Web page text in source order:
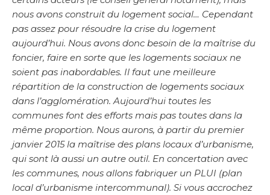
nous avons construit du logement social… Cependant
pas assez pour résoudre la crise du logement
aujourd’hui. Nous avons donc besoin de la maîtrise du
foncier, faire en sorte que les logements sociaux ne
soient pas inabordables. Il faut une meilleure
répartition de la construction de logements sociaux
dans l’agglomération. Aujourd’hui toutes les
communes font des efforts mais pas toutes dans la
même proportion. Nous aurons, à partir du premier
janvier 2015 la maîtrise des plans locaux d’urbanisme,
qui sont là aussi un autre outil. En concertation avec
les communes, nous allons fabriquer un PLUI (plan
local d’urbanisme intercommunal). Si vous accrochez